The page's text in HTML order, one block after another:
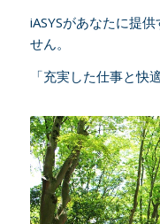
iASYSがあなたに提
せん。
「充実した仕事と快